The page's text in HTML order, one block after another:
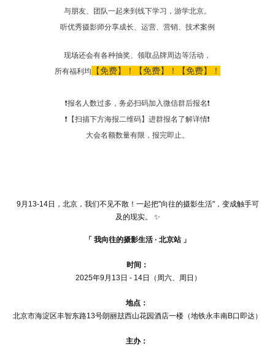
与朋友、团队一起来到线下学习，游学北京。
听优秀摄影师分享成长、运营、营销、技术案例
现场还会有各种抽奖、领取品牌周边等活动，
所有福利均
【免费】！【免费】！【免费】！
❗报名人数过多，务必扫码加入微信群后报名❗
❗【扫描下方海报二维码】进群报名了解详情❗
大会名额数量有限，报完即止。
9月13-14日，北京，我们不见不散！一起把"向往的摄影生活"，变成触手可
及的现实。 ✨
「 我向往的摄影生活 · 北京站 」
时间：
2025年9月13日 - 14日（周六、周日）
地点：
北京市海淀区丰智东路13号朗丽玆西山花园酒店一楼（地铁永丰南B口即达）
主办：